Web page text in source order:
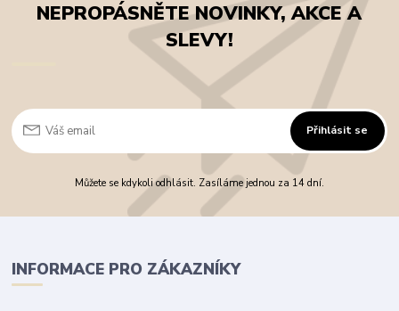
NEPROPÁSNĚTE NOVINKY, AKCE A
SLEVY!
Přihlásit se
Můžete se kdykoli odhlásit. Zasíláme jednou za 14 dní.
INFORMACE PRO ZÁKAZNÍKY